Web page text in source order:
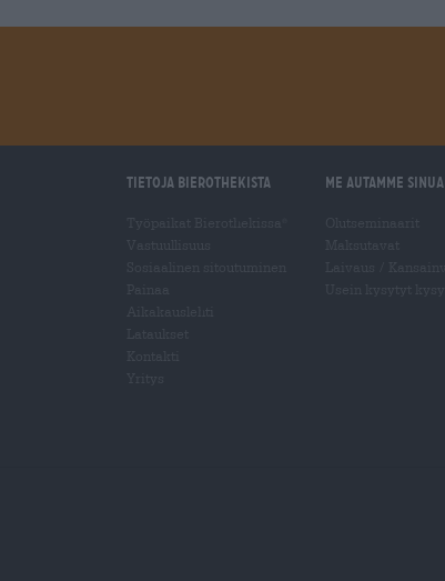
Tietoja Bierothekista Me autamme sinua